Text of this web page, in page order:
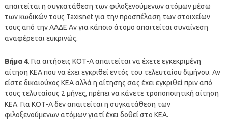
απαιτείται η συγκατάθεση των φιλοξενούμενων ατόμων μέσω
των κωδικών τους Taxisnet για την προσπέλαση των στοιχείων
τους από την ΑΑΔΕ Αν για κάποιο άτομο απαιτείται συναίνεση
αναφέρεται ευκρινώς.
Βήμα 4. Για αιτήσεις ΚΟΤ-Α απαιτείται να έχετε εγκεκριμένη
αίτηση ΚΕΑ που να έχει εγκριθεί εντός του τελευταίου διμήνου. Αν
είστε δικαιούχος ΚΕΑ αλλά η αίτησης σας έχει εγκριθεί πριν από
τους τελυταίους 2 μήνες, πρέπει να κάνετε τροποποιητική αίτηση
ΚΕΑ. Για ΚΟΤ-Α δεν απαιτείται η συγκατάθεση των
φιλοξενούμενων ατόμων γιατί έχει δοθεί στο ΚΕΑ.